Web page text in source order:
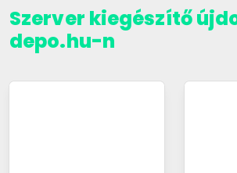
Szerver kiegészítő
depo.hu-n